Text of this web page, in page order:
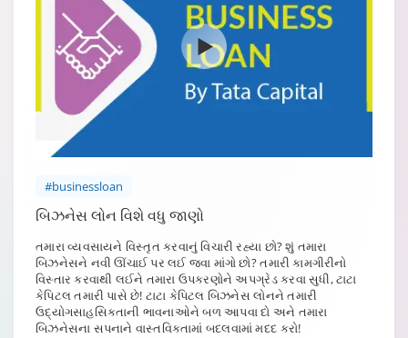
#businessloan
બિઝનેસ લોન વિશે વધુ જાણો
તમારા વ્યવસાયને વિસ્તૃત કરવાનું વિચારી રહ્યા છો? શું તમારા
બિઝનેસને નવી ઊંચાઈ પર લઈ જવા માંગો છો? તમારી કામગીરીનો
વિસ્તાર કરવાથી લઈને તમારા ઉપકરણોને અપગ્રેડ કરવા સુધી, ટાટા
કેપિટલ તમારી પાસે છે! ટાટા કેપિટલ બિઝનેસ લોનને તમારી
ઉદ્યોગસાહસિકતાની ભાવનાઓને બળ આપવા દો અને તમારા
બિઝનેસના સપનાને વાસ્તવિકતામાં બદલવામાં મદદ કરો!